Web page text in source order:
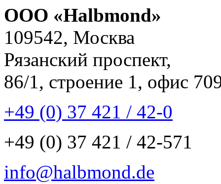
ООО «Halbmond»
109542, Москва
Рязанский проспект,
86/1, строение 1, офис
+49 (0) 37 421 / 42-0
+49 (0) 37 421 / 42-571
info@halbmond.de